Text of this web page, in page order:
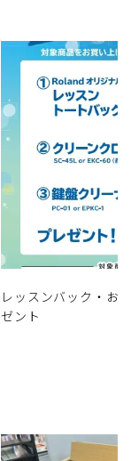
レッスンバック・お
ゼント